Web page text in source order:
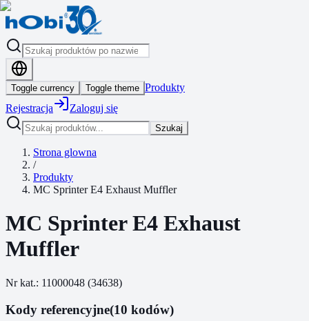
Toggle currency Toggle theme Produkty
Rejestracja
Zaloguj się
Szukaj
Strona glowna
/
Produkty
MC Sprinter E4 Exhaust Muffler
MC Sprinter E4 Exhaust
Muffler
Nr kat.: 11000048 (34638)
Kody referencyjne(10 kodów)